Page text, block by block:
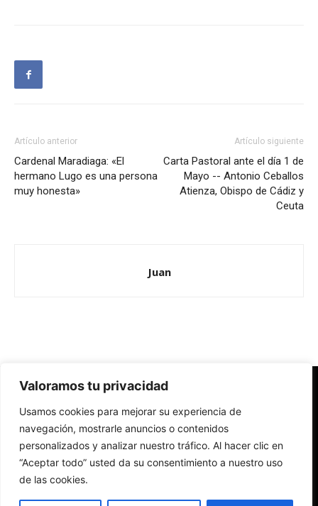
Valoramos tu privacidad
Usamos cookies para mejorar su experiencia de
navegación, mostrarle anuncios o contenidos
personalizados y analizar nuestro tráfico. Al hacer clic en
“Aceptar todo” usted da su consentimiento a nuestro uso
de las cookies.
Artículo anterior
Cardenal Maradiaga: «El
hermano Lugo es una persona
muy honesta»
Artículo siguiente
Carta Pastoral ante el día 1 de
Mayo -- Antonio Ceballos
Atienza, Obispo de Cádiz y
Ceuta
Juan
Redes Cristianas
Una mirada alternativa sobre la Iglesia católica y la sociedad
- Colectivos de Redes Cristianas